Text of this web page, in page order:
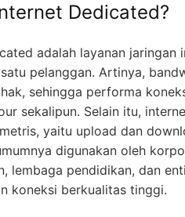
Dedicated?
adalah layanan jaringan
pelanggan. Artinya,
sehingga performa
sekalipun. Selain itu,
yaitu upload dan
digunakan oleh
lembaga pendidikan, dan
koneksi berkualitas tinggi.